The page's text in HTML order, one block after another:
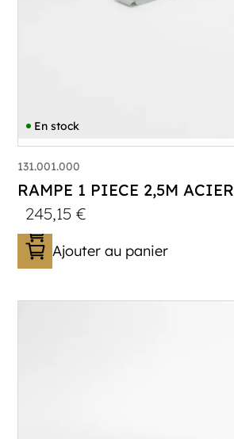
En stock
131.001.000
RAMPE 1 PIECE 2,5M ACIER
245,15€
Ajouter au panier